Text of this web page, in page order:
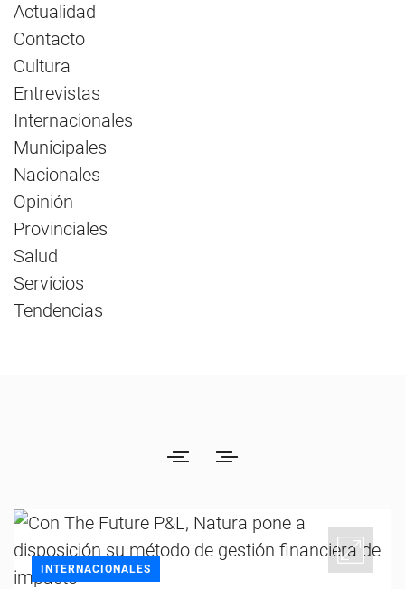
Actualidad
Contacto
Cultura
Entrevistas
Internacionales
Municipales
Nacionales
Opinión
Provinciales
Salud
Servicios
Tendencias
INTERNACIONALES